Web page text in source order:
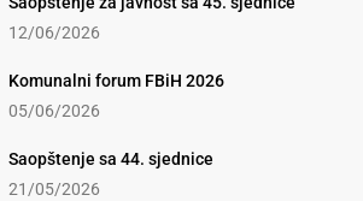
12/06/2026
Komunalni forum FBiH 2026
05/06/2026
Saopštenje sa 44. sjednice
21/05/2026